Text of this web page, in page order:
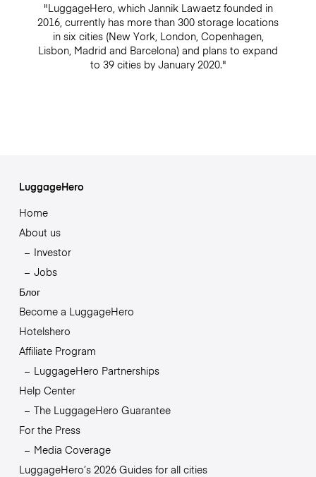
"LuggageHero, which Jannik Lawaetz founded in
2016, currently has more than 300 storage locations
in six cities (New York, London, Copenhagen,
Lisbon, Madrid and Barcelona) and plans to expand
to 39 cities by January 2020."
LuggageHero
Home
About us
Investor
Jobs
Блог
Become a LuggageHero
Hotelshero
Affiliate Program
LuggageHero Partnerships
Help Center
The LuggageHero Guarantee
For the Press
Media Coverage
LuggageHero’s 2026 Guides for all cities